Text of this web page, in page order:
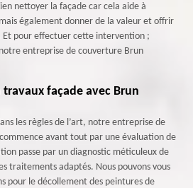
nettoyer la façade car cela aide à
également donner de la valeur et offrir
Et pour effectuer cette intervention ;
entreprise de couverture Brun
façade avec Brun
les règles de l’art, notre entreprise de
avant tout par une évaluation de
passe par un diagnostic méticuleux de
traitements adaptés. Nous pouvons vous
pour le décollement des peintures de